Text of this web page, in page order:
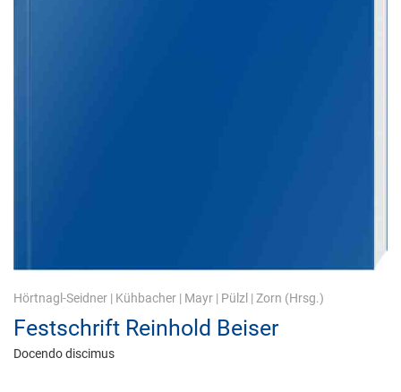
Hörtnagl-Seidner | Kühbacher | Mayr | Pülzl | Zorn (Hrsg.)
Festschrift Reinhold Beiser
Docendo discimus